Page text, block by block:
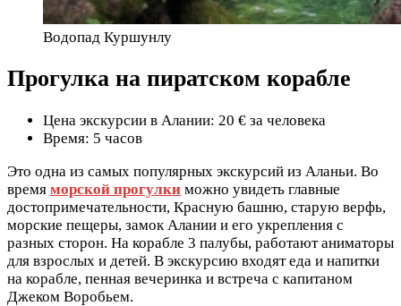
Водопад Куршунлу
Прогулка на пиратском корабле
Цена экскурсии в Алании: 20 € за человека
Время: 5 часов
Это одна из самых популярных экскурсий из Аланьи. Во
время морской прогулки можно увидеть главные
достопримечательности, Красную башню, старую верфь,
морские пещеры, замок Алании и его укрепления с
разных сторон. На корабле 3 палубы, работают аниматоры
для взрослых и детей. В экскурсию входят еда и напитки
на корабле, пенная вечеринка и встреча с капитаном
Джеком Воробьем.